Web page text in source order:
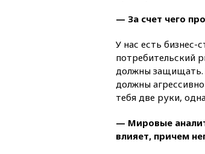
— За счет чего
У нас есть бизнес-
потребительский
должны защищать.
должны
тебя две руки,
— Мировые
влияет, причем